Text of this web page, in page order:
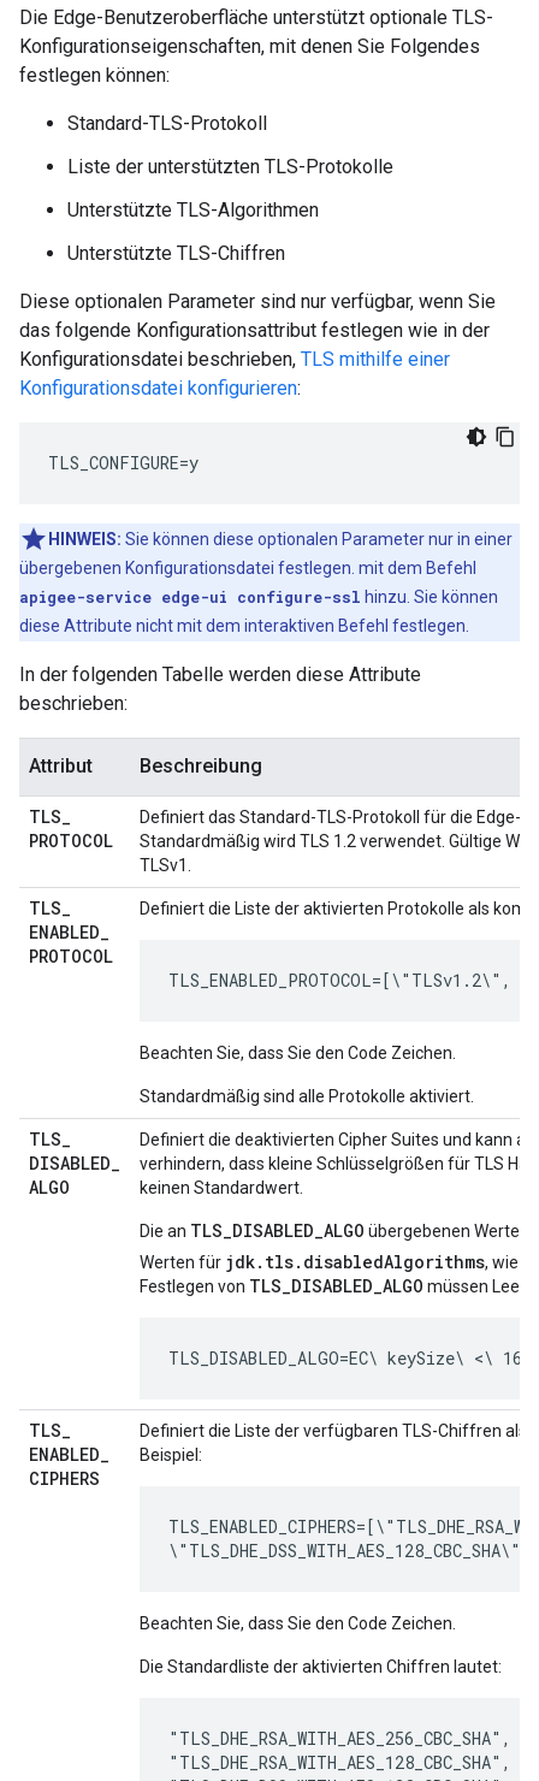
Die Edge-Benutzeroberfläche unterstützt optionale TLS-
Konfigurationseigenschaften, mit denen Sie Folgendes
festlegen können:
Standard-TLS-Protokoll
Liste der unterstützten TLS-Protokolle
Unterstützte TLS-Algorithmen
Unterstützte TLS-Chiffren
Diese optionalen Parameter sind nur verfügbar, wenn Sie
das folgende Konfigurationsattribut festlegen wie in der
Konfigurationsdatei beschrieben, TLS mithilfe einer
Konfigurationsdatei konfigurieren:
TLS_CONFIGURE=y
HINWEIS: Sie können diese optionalen Parameter nur in einer
übergebenen Konfigurationsdatei festlegen. mit dem Befehl
apigee-service edge-ui configure-ssl hinzu. Sie können
diese Attribute nicht mit dem interaktiven Befehl festlegen.
In der folgenden Tabelle werden diese Attribute
beschrieben:
Attribut Beschreibung
TLS_
PROTOCOL
Definiert das Standard-TLS-Protokoll für die Edge-
Standardmäßig wird TLS 1.2 verwendet. Gültige
TLSv1.
TLS_
ENABLED_
PROTOCOL
Definiert die Liste der aktivierten Protokolle als
Beachten Sie, dass Sie den Code Zeichen.
Standardmäßig sind alle Protokolle aktiviert.
TLS_
DISABLED_
ALGO
Definiert die deaktivierten Cipher Suites und kann
verhindern, dass kleine Schlüsselgrößen für TLS
keinen Standardwert.
Die an TLS_DISABLED_ALGO übergebenen Werte
Werten für jdk.tls.disabledAlgorithms, wie
Festlegen von TLS_DISABLED_ALGO müssen
TLS_DISABLED_ALGO=EC\ keySize\ <\
TLS_
ENABLED_
CIPHERS
Definiert die Liste der verfügbaren TLS-Chiffren als
Beispiel:
\"TLS_DHE_DSS_WITH_AES_128_CBC_SHA\"]
Beachten Sie, dass Sie den Code Zeichen.
Die Standardliste der aktivierten Chiffren lautet:
"TLS_DHE_RSA_WITH_AES_256_CBC_SHA",
"TLS_DHE_RSA_WITH_AES_128_CBC_SHA",